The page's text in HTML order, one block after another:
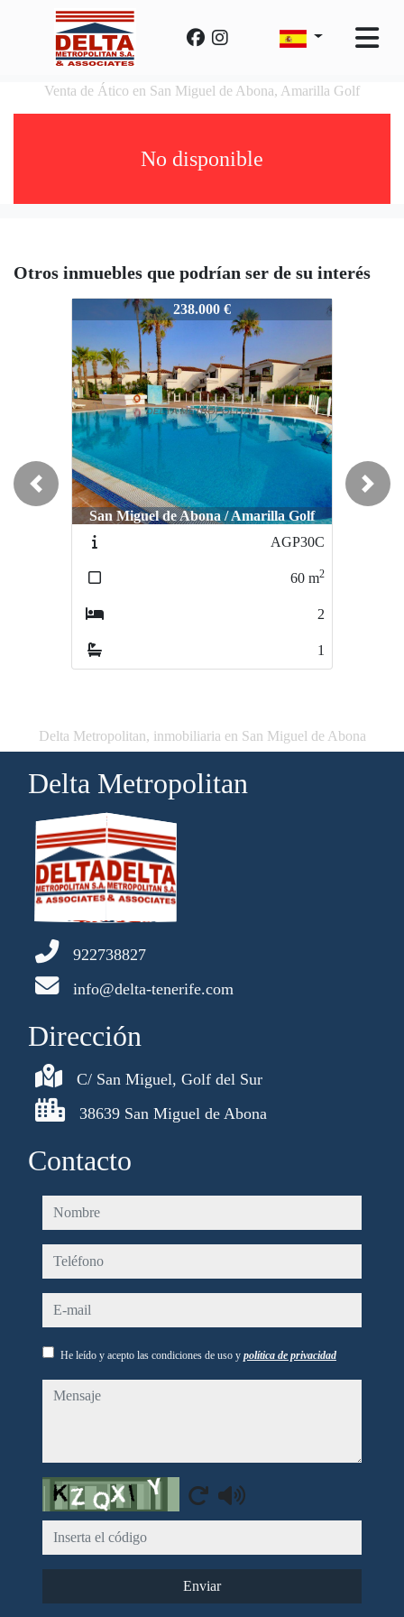
Venta de Ático en San Miguel de Abona, Amarilla Golf
No disponible
Otros inmuebles que podrían ser de su interés
238.000 €
San Miguel de Abona / Amarilla Golf
AGP30C
60 m2
2
1
Previous Next
Delta Metropolitan, inmobiliaria en San Miguel de Abona
Delta Metropolitan
922738827
info@delta-tenerife.com
Dirección
C/ San Miguel, Golf del Sur
38639 San Miguel de Abona
Contacto
nombre
teléfono
e-mail
He leído y acepto las condiciones de uso y política de privacidad
mensaje
Captcha
Enviar